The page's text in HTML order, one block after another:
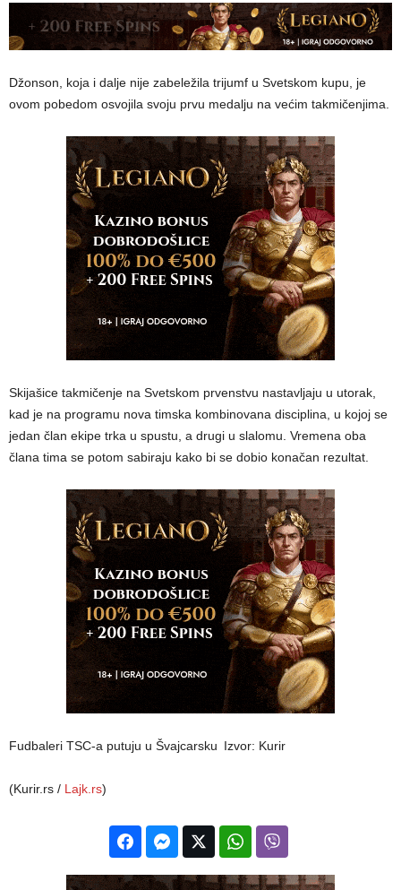
Džonson, koja i dalje nije zabeležila trijumf u Svetskom kupu, je
ovom pobedom osvojila svoju prvu medalju na većim takmičenjima.
Skijašice takmičenje na Svetskom prvenstvu nastavljaju u utorak,
kad je na programu nova timska kombinovana disciplina, u kojoj se
jedan član ekipe trka u spustu, a drugi u slalomu. Vremena oba
člana tima se potom sabiraju kako bi se dobio konačan rezultat.
Fudbaleri TSC-a putuju u Švajcarsku Izvor: Kurir
(Kurir.rs / Lajk.rs)